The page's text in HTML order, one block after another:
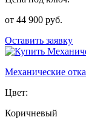
от 44 900 руб.
Оставить заявку
Механические
Цвет:
Коричневый